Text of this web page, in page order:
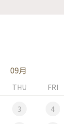
09月
THU FRI
3 4